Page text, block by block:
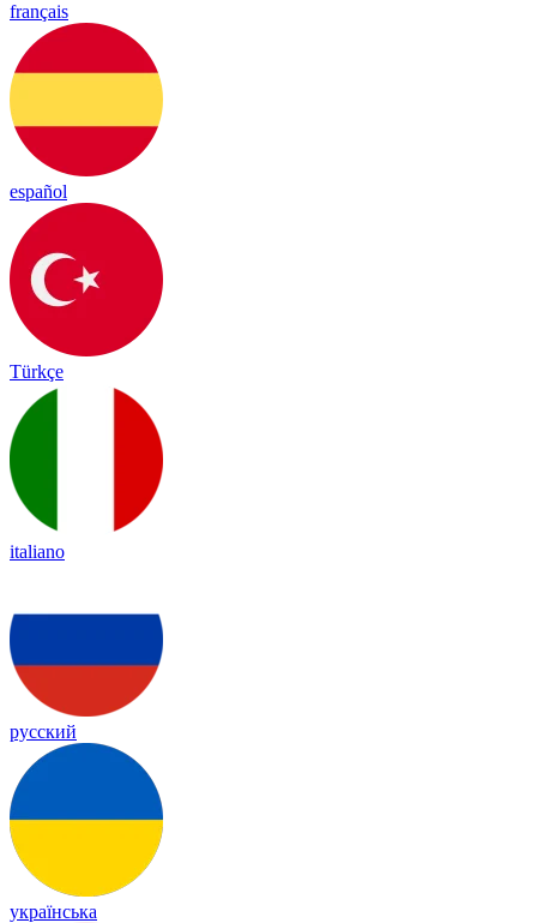
français
español
Türkçe
italiano
русский
українська